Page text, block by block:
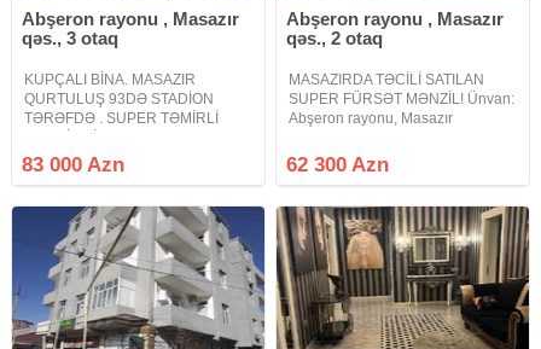
Abşeron rayonu , Masazır
qəs., 3 otaq
KUPÇALI BİNA. MASAZIR
QURTULUŞ 93DƏ STADİON
TƏRƏFDƏ . SUPER TƏMİRLİ
SATILIR. Masazır Qurtuluş 93də
stadion tərəfdə super təmirli
mənzil hamam sanitar qovşağı
mətbəx
83 000 Azn
Abşeron rayonu , Masazır
qəs., 2 otaq
MASAZIRDA TƏCİLİ SATILAN
SUPER FÜRSƏT MƏNZİL! Ünvan:
Abşeron rayonu, Masazır
tam üzbəüzü. Mərtəbə: 10/7 (10
mərtəbəli binanın 7-ci mərtəbəsi).
62 300 Azn